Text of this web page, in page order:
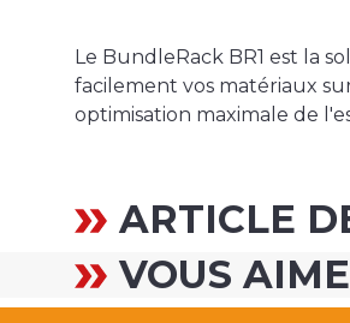
Le BundleRack BR1 est la
facilement vos matériaux
optimisation maximale de
ARTICLE
VOUS